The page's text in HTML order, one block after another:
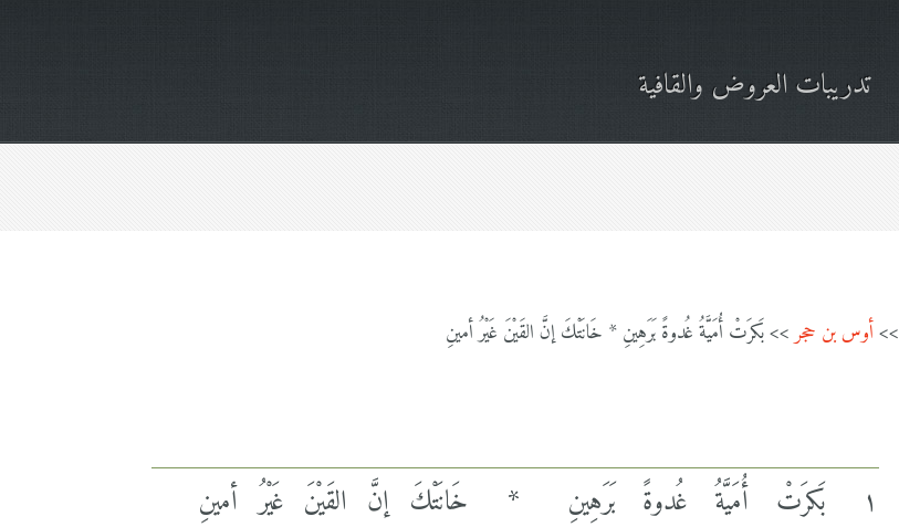
تدريبات العروض والقافية
>>أوس بن حجر >> بَكرَتْ أُمَيَّةُ غُدوةً بَرَهِينِ * خَانَتْكَ إنَّ القَيْنَ غَيْرُ أمينِ
١ بَكرَتْ أُمَيَّةُ غُدوةً بَرَهِينِ *
خَانَتْكَ إنَّ القَيْنَ غَيْرُ أمينِ